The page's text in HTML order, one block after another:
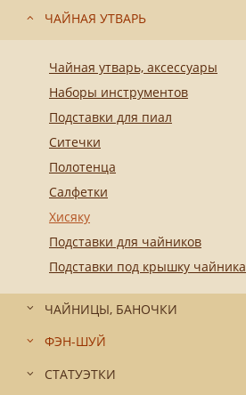
ЧАЙНАЯ УТВАРЬ
Чайная утварь, аксессуары
Наборы инструментов
Подставки для пиал
Ситечки
Полотенца
Салфетки
Хисяку
Подставки для чайников
Подставки под крышку чайника
ЧАЙНИЦЫ, БАНОЧКИ
ФЭН-ШУЙ
СТАТУЭТКИ